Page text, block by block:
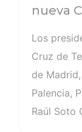
nueva
Los
Cruz de
de
Palencia,
Raúl Soto